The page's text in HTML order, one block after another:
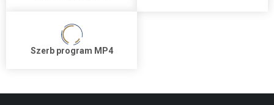
Szerb program MP4